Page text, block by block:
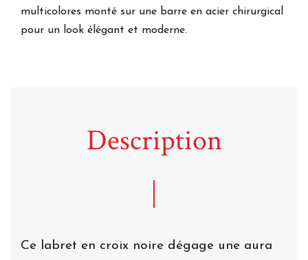
multicolores monté sur une barre en acier chirurgical
pour un look élégant et moderne.
Description
Ce labret en croix noire dégage une aura